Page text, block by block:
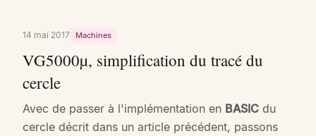
14 mai 2017 Machines
VG5000µ, simplification du tracé du
cercle
Avec de passer à l'implémentation en BASIC du
cercle décrit dans un article précédent, passons